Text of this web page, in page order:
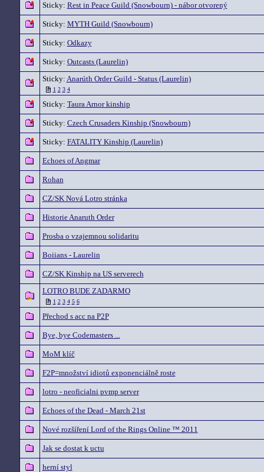
Sticky: Rest in Peace Guild (Snowbourn) - nábor otvorený
Sticky: MYTH Guild (Snowbourn)
Sticky: Odkazy
Sticky: Outcasts (Laurelin)
Sticky: Anarúth Order Guild - Status (Laurelin)
1 2 3 4
Sticky: Taura Arnor kinship
Sticky: Czech Crusaders Kinship (Snowbourn)
Sticky: FATALITY Kinship (Laurelin)
Echoes of Angmar
Rohan
CZ/SK Nová Lotro stránka
Historie Anaruth Order
Prosba o vzajemnou solidaritu
Boiians - Laurelin
CZ/SK Kinship na US serverech
LOTRO BUDE ZADARMO
1 2 3 4 5 6
Přechod s acc na P2P
Bye, bye Codemasters ...
MoM klíč
F2P=množství idiotů exponenciálně roste
lotro - neoficialni pvmp server
Echoes of the Dead - March 21st
Nové rozšíření Lord of the Rings Online ™ 2011
Jak se dostat k uctu
herní styl